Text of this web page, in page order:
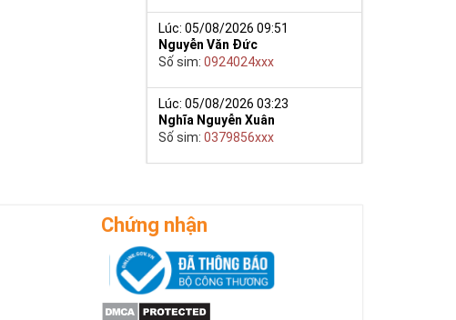
Lúc: 05/08/2026 09:51
Nguyễn Văn Đức
Số sim:0924024xxx
Lúc: 05/08/2026 03:23
Nghĩa Nguyễn Xuân
Số sim:0379856xxx
Chứng nhận